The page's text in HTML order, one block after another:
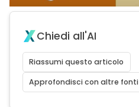
Chiedi all'AI
Riassumi questo articolo
Approfondisci con altre fonti